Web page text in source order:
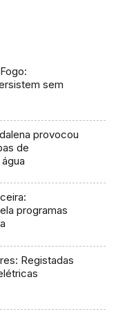
sem
provocou
de
programas
Registadas